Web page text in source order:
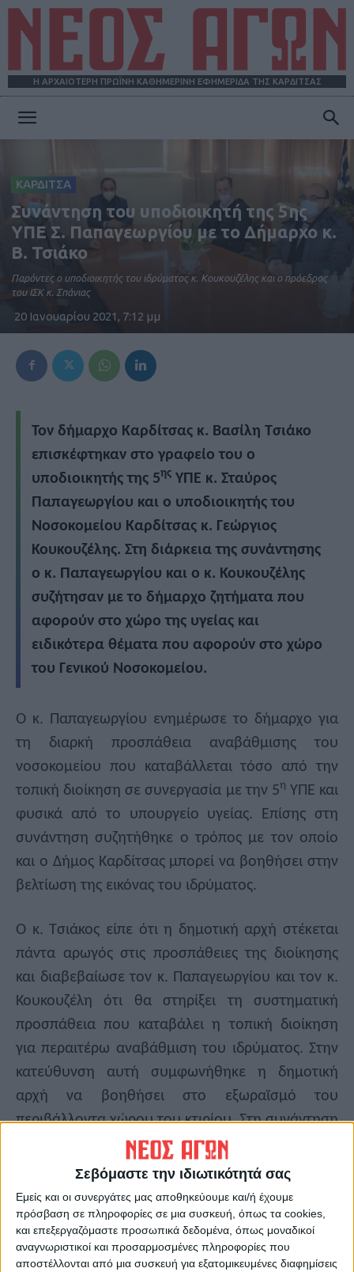
Σεβόμαστε την ιδιωτικότητά σας
Εμείς και οι συνεργάτες μας αποθηκεύουμε και/ή έχουμε
πρόσβαση σε πληροφορίες σε μια συσκευή, όπως τα cookies,
και επεξεργαζόμαστε προσωπικά δεδομένα, όπως μοναδικοί
αναγνωριστικοί και προσαρμοσμένες πληροφορίες που
αποστέλλονται από μια συσκευή για εξατομικευμένες διαφημίσεις
Η ΑΡΧΑΙΟΤΕΡΗ ΠΡΩΪΝΗ ΚΑΘΗΜΕΡΙΝΗ ΕΦΗΜΕΡΙΔΑ ΤΗΣ ΚΑΡΔΙΤΣΑΣ
ΚΑΡΔΙΤΣΑ
Συνάντηση του υποδιοικητή της 5ης
ΥΠΕ Σ. Παπαγεωργίου με το Δήμαρχο κ.
Β. Τσιάκο
Παρόντες ο υποδιοικητής του ιδρύματος κ. Κουκουζέλης και ο πρόεδρος
του ΙΣΚ κ. Σπάνιας
20 Ιανουαρίου 2021, 7:12 μμ
Τον δήμαρχο Καρδίτσας κ. Βασίλη Τσιάκο
επισκέφτηκαν στο γραφείο του ο
υποδιοικητής της 5ης ΥΠΕ κ. Σταύρος
Παπαγεωργίου και ο υποδιοικητής του
Νοσοκομείου Καρδίτσας κ. Γεώργιος
Κουκουζέλης. Στη διάρκεια της συνάντησης
ο κ. Παπαγεωργίου και ο κ. Κουκουζέλης
συζήτησαν με το δήμαρχο ζητήματα που
αφορούν στο χώρο της υγείας και
ειδικότερα θέματα που αφορούν στο χώρο
του Γενικού Νοσοκομείου.
Ο κ. Παπαγεωργίου ενημέρωσε το δήμαρχο για
τη διαρκή προσπάθεια αναβάθμισης του
νοσοκομείου που καταβάλλεται τόσο από την
τοπική διοίκηση σε συνεργασία με την 5η ΥΠΕ και
φυσικά από το υπουργείο υγείας. Επίσης στη
συνάντηση συζητήθηκε ο τρόπος με τον οποίο
και ο Δήμος Καρδίτσας μπορεί να βοηθήσει στην
βελτίωση της εικόνας του ιδρύματος.
Ο κ. Τσιάκος είπε ότι η δημοτική αρχή στέκεται
πάντα αρωγός στις προσπάθειες της διοίκησης
και διαβεβαίωσε τον κ. Παπαγεωργίου και τον κ.
Κουκουζέλη ότι θα στηρίξει τη συστηματική
προσπάθεια που καταβάλει η τοπική διοίκηση
για περαιτέρω αναβάθμιση του ιδρύματος. Στην
κατεύθυνση αυτή συμφωνήθηκε η δημοτική
αρχή να βοηθήσει στο εξωραϊσμό του
περιβάλλοντα χώρου του κτιρίου. Στη συνάντηση
παρών ήταν και αντιδήμαρχος διοικητικών
υπηρεσιών και πρόεδρος του Ιατρικού Συλλόγου
Καρδίτσας κ. Αριστ. Σπάνιας.
Τελευταίες Ειδήσεις Σήμερα